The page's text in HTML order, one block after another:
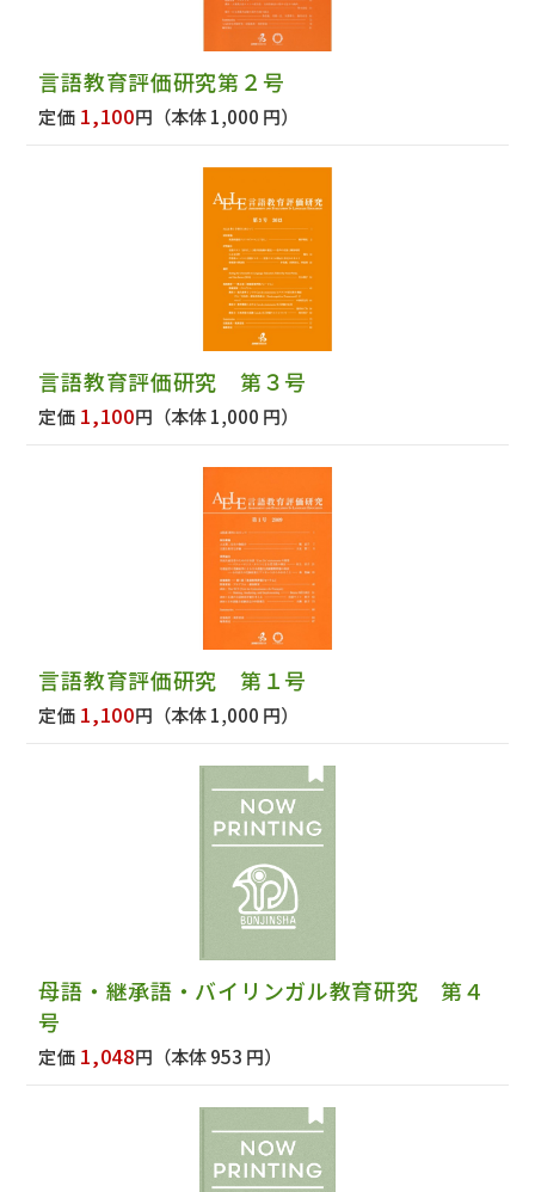
言語教育評価研究第２号
定価 1,100円 （本体 1,000 円）
言語教育評価研究 第３号
定価 1,100円 （本体 1,000 円）
言語教育評価研究 第１号
定価 1,100円 （本体 1,000 円）
母語・継承語・バイリンガル教育研究 第４
号
定価 1,048円 （本体 953 円）